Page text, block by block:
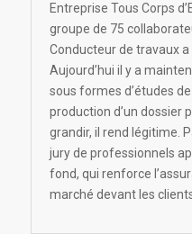
Entreprise Tous Corps
groupe de 75
Conducteur de travaux a
Aujourd’hui il y a
sous formes d’études
production d’un dossier
grandir, il rend légitime.
jury de professionnels
fond, qui renforce
marché devant les